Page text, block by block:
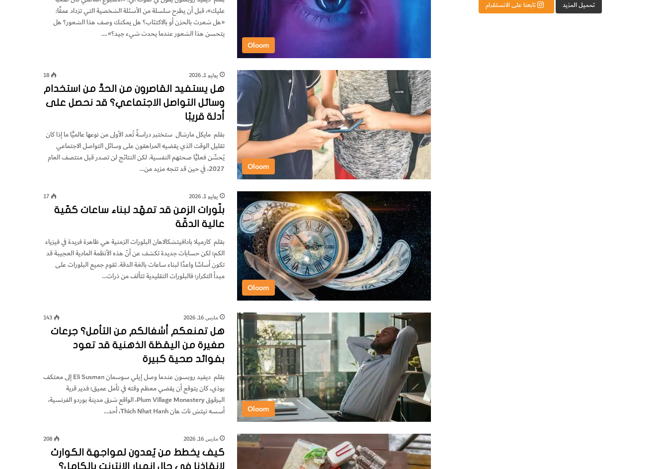
Oloom
عليك»، قبل أن يطرح سلسلة من الأسئلة الشخصية التي تزداد عمقًا:
«هل شعرت بالحزن أو بالاكتئاب؟ هل يمكنك وصف هذا الشعور؟ هل
يتحسن هذا الشعور عندما يحدث شيء جيد؟».…
Oloom
يوليو 1, 2026 18
هل يستفيد القاصرون من الحدِّ من استخدام
وسائل التواصل الاجتماعي؟ قد نحصل على
أدلة قريبًا
بقلم مايكل مارشال ستختبر دراسةٌ تُعد الأولى من نوعها عالميًّا ما إذا كان
تقليل الوقت الذي يقضيه المراهقون على وسائل التواصل الاجتماعي
يُحسِّن فعليًّا صحتهم النفسية. لكن النتائج لن تصدر قبل منتصف العام
2027، في حين قد تتجه مزيد من…
Oloom
يوليو 1, 2026 17
بلّورات الزمن قد تمهّد لبناء ساعات كمّية
عالية الدقّة
بقلم كارميلا بادافيتشكالاهان البلورات الزمنية هي ظاهرة فريدة في فيزياء
الكم؛ لكن حسابات جديدة تكشف عن أنّ هذه الأنظمة المادية العجيبة قد
تكون أساسًا واعدًا لبناء ساعات بالغة الدقة. تقوم جميع البلورات على
مبدأ التكرار؛ فالبلورات التقليدية تتألف من ذرات…
Oloom
مارس 16, 2026 143
هل تمنعكم أشغالكم من التأمل؟ جرعات
صغيرة من اليقظة الذهنية قد تعود
بفوائد صحية كبيرة
بقلم ديفيد روبسون عندما وصل إيلي سوسمان Eli Susman إلى معتكف
بوذي، كان يتوقع أن يقضي معظم وقته في تأمل عميق؛ فدير قرية
البرقوقPlum Village Monastery ‎، الواقع شرق مدينة بوردو الفرنسية،
أسسه ثيتش نات هان Thich Nhat Hanh‎، أحد…
مارس 16, 2026 208
كيف يخطط من يُعدون لمواجهة الكوارث
لإنقاذنا في حال انهيار الإنترنت بالكامل؟
تحميل المزيد تابعنا على الانستقرام